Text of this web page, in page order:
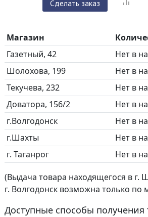
Сделать заказ
Магазин
Газетный, 42
Нет в
Шолохова, 199
Нет в
Текучева, 232
Нет в
Доватора, 156/2
Нет в
г.Волгодонск
Нет в
г.Шахты
Нет в
г. Таганрог
Нет в
(Выдача товара находящегося в г.
г. Волгодонск возможна только по
Доступные способы получения